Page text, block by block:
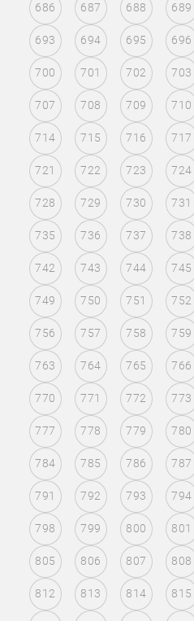
686 687 688 689
693 694 695 696
700 701 702 703
707 708 709 710
714 715 716 717
721 722 723 724
728 729 730 731
735 736 737 738
742 743 744 745
749 750 751 752
756 757 758 759
763 764 765 766
770 771 772 773
777 778 779 780
784 785 786 787
791 792 793 794
798 799 800 801
805 806 807 808
812 813 814 815